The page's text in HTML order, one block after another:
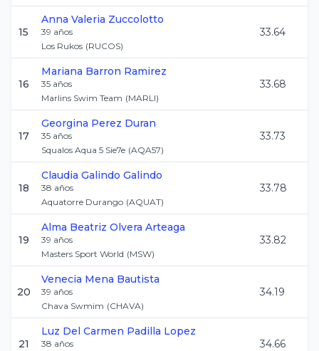
15
Anna Valeria Zuccolotto
39 años
Los Rukos (RUCOS)
33.64
16
Mariana Barron Ramirez
35 años
Marlins Swim Team (MARLI)
33.68
17
Georgina Perez Duran
35 años
Squalos Aqua 5 Sie7e (AQA57)
33.73
18
Claudia Galindo Galindo
38 años
Aquatorre Durango (AQUAT)
33.78
19
Alma Beatriz Olvera Arteaga
39 años
Masters Sport World (MSW)
33.82
20
Venecia Mena Bautista
39 años
Chava Swmim (CHAVA)
34.19
21
Luz Del Carmen Padilla Lopez
38 años
34.66